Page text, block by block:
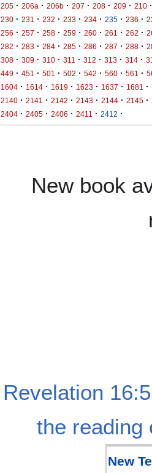
205 · 206a · 206b · 207 · 208 · 209 · 210 ·
230 · 231 · 232 · 233 · 234 · 235 · 236 ·
256 · 257 · 258 · 259 · 260 · 261 · 262 ·
282 · 283 · 284 · 285 · 286 · 287 · 288 ·
308 · 309 · 310 · 311 · 312 · 313 · 314 ·
449 · 451 · 501 · 502 · 542 · 560 · 561 ·
1604 · 1614 · 1619 · 1623 · 1637 · 1681 ·
2140 · 2141 · 2142 · 2143 · 2144 · 2145 ·
2404 · 2405 · 2406 · 2411 · 2412 ·
New book
Revelation
the reading
New